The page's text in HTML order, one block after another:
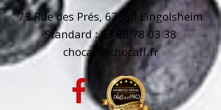
73 Rue des Prés, 67380 Lingolsheim
Standard : 03 88 78 03 38
chocaff@chocaff.fr